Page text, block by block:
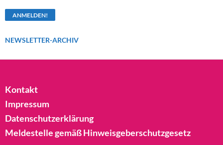
NEWSLETTER-ARCHIV
Kontakt
Impressum
Datenschutzerklärung
Meldestelle gemäß Hinweisgeberschutzgesetz